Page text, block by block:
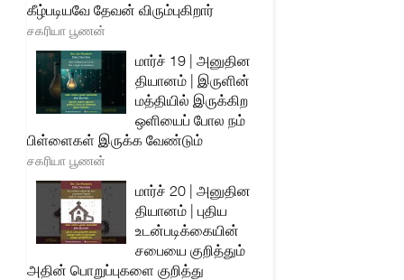
கீழ்படியவே தேவன் விரும்புகிறார்
சகரியா பூணன்
மார்ச் 19 | அனுதின
தியானம் | இருளின்
மத்தியில் இருக்கிற
ஒளியைப் போல நம்
பிள்ளைகள் இருக்க வேண்டும்
சகரியா பூணன்
மார்ச் 20 | அனுதின
தியானம் | புதிய
உடன்படிக்கையின்
சபையை குறித்தும்
அதின் பொறுப்புகளை குறித்து